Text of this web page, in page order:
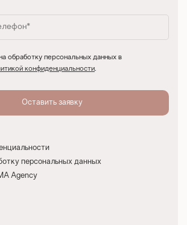
обработку персональных данных в
конфиденциальности.
персональных данных
Agency